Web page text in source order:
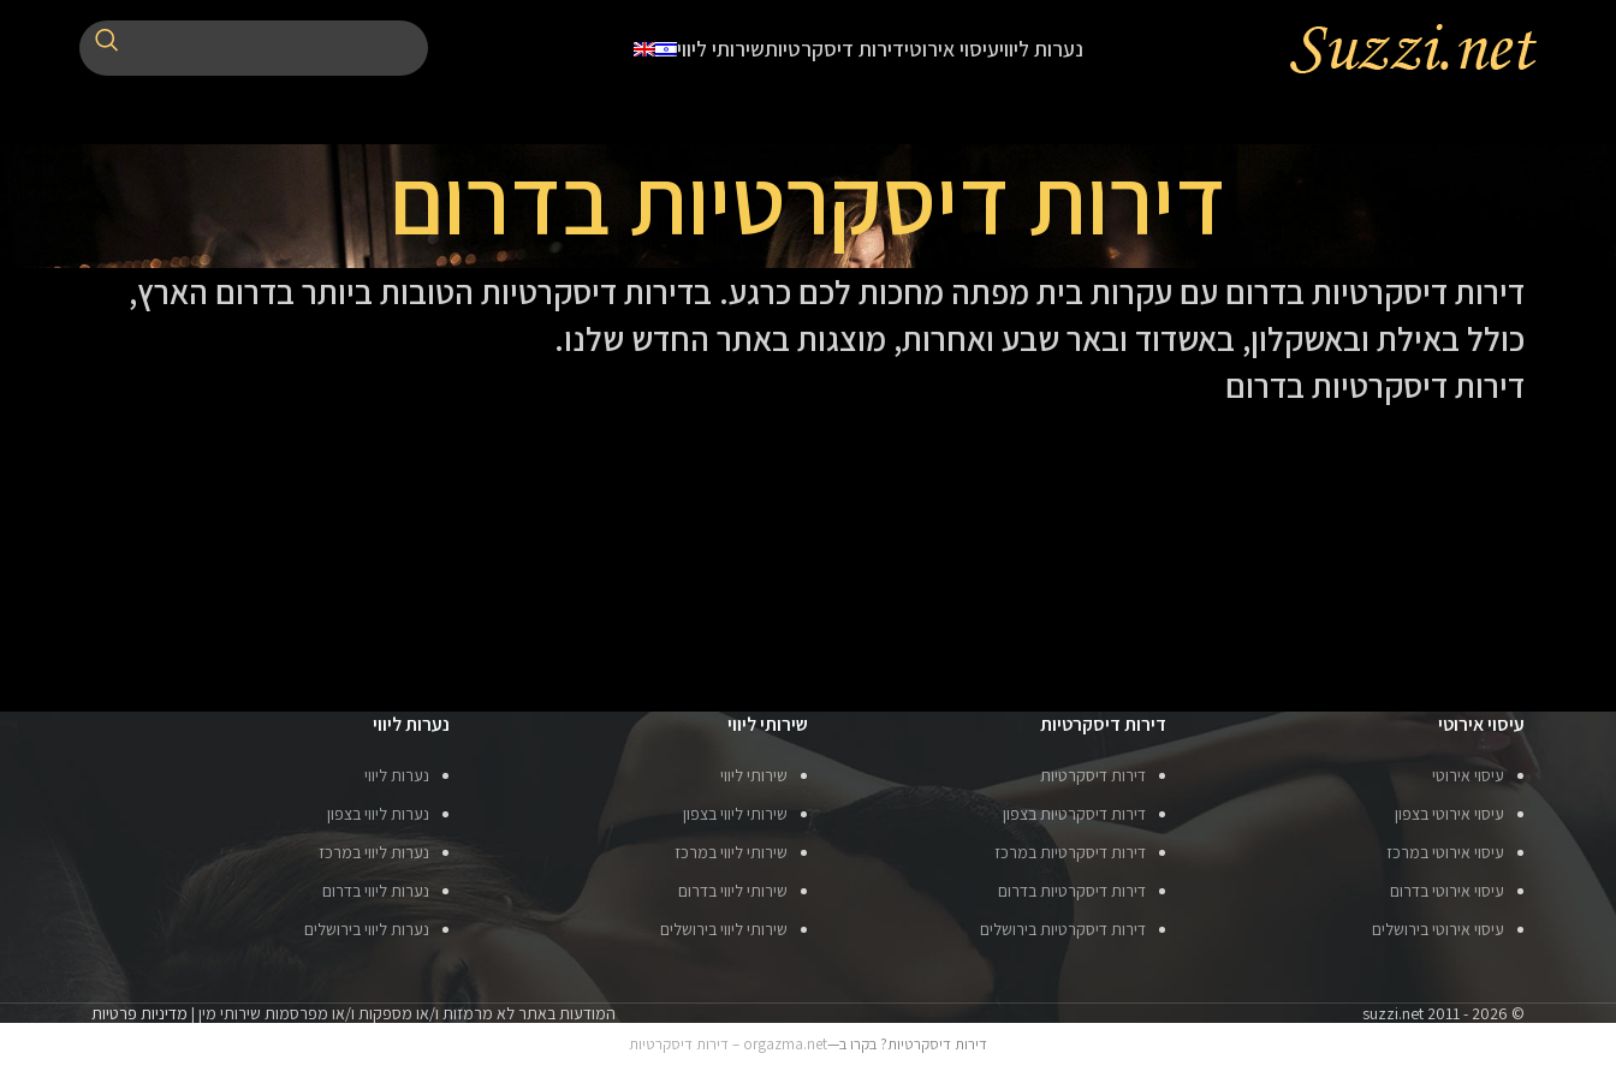
נערות ליוויעיסוי אירוטידירות דיסקרטיותשירותי ליווי
דירות דיסקרטיות בדרום
דירות דיסקרטיות בדרום עם עקרות בית מפתה מחכות לכם כרגע. בדירות דיסקרטיות הטובות ביותר בדרום הארץ,
כולל באילת ובאשקלון, באשדוד ובאר שבע ואחרות, מוצגות באתר החדש שלנו.
דירות דיסקרטיות בדרום
עיסוי אירוטי
עיסוי אירוטי
עיסוי אירוטי בצפון
עיסוי אירוטי במרכז
עיסוי אירוטי בדרום
עיסוי אירוטי בירושלים
דירות דיסקרטיות
דירות דיסקרטיות
דירות דיסקרטיות בצפון
דירות דיסקרטיות במרכז
דירות דיסקרטיות בדרום
דירות דיסקרטיות בירושלים
שירותי ליווי
שירותי ליווי
שירותי ליווי בצפון
שירותי ליווי במרכז
שירותי ליווי בדרום
שירותי ליווי בירושלים
נערות ליווי
נערות ליווי
נערות ליווי בצפון
נערות ליווי במרכז
נערות ליווי בדרום
נערות ליווי בירושלים
© suzzi.net 2011 - 2026 המודעות באתר לא מרמזות ו/או מספקות ו/או מפרסמות שירותי מין | מדיניות פרטיות
דירות דיסקרטיות? בקרו ב—orgazma.net – דירות דיסקרטיות